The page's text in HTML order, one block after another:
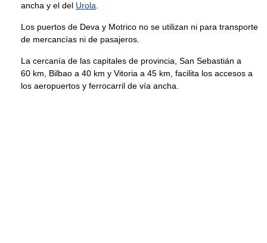
ancha y el del Urola.
Los puertos de Deva y Motrico no se utilizan ni para transporte
de mercancías ni de pasajeros.
La cercanía de las capitales de provincia, San Sebastián a
60 km, Bilbao a 40 km y Vitoria a 45 km, facilita los accesos a
los aeropuertos y ferrocarril de vía ancha.